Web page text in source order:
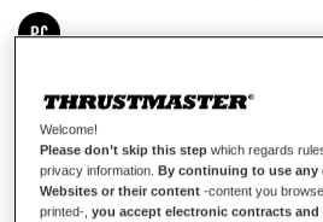
Módulo derecho para configuración de
8,99 €
Welcome!
Please don’t skip this step which regards
privacy information. By continuing to use any
Websites or their content -content you
printed-,you accept electronic contracts